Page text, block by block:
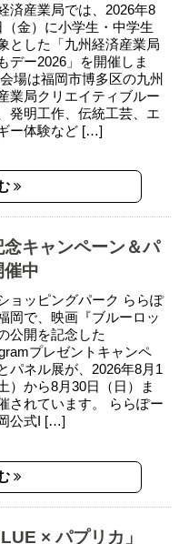
済産業局では、2026年8
（金）に小学生・中学生
とした「九州経済産業局
デー2026」を開催しま
場は福岡市博多区の九州
業局クリエイティブルー
発明工作、伝統工芸、エ
ー体験など […]
キャンペーン＆パ
催中
ョッピングパーク ららぽ
岡で、映画『ブルーロッ
公開を記念した
プレゼントキャンペ
パネル展が、2026年8月1
）から8月30日（日）ま
されています。 ららぽー
公式I […]
× パプリカ」